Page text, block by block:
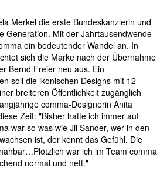
Merkel die erste Bundeskanzlerin und
Generation. Mit der Jahrtausendwende
ein bedeutender Wandel an. In
sich die Marke nach der Übernahme
Bernd Freier neu aus. Ein
soll die ikonischen Designs mit 12
breiteren Öffentlichkeit zugänglich
comma-Designerin Anita
Zeit: "Bisher hatte ich immer auf
war so was wie Jil Sander, wer in den
ist, der kennt das Gefühl. Die
war ich im Team comma
normal und nett."